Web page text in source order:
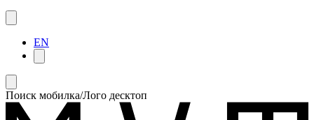
EN
Поиск мобилка/Лого десктоп